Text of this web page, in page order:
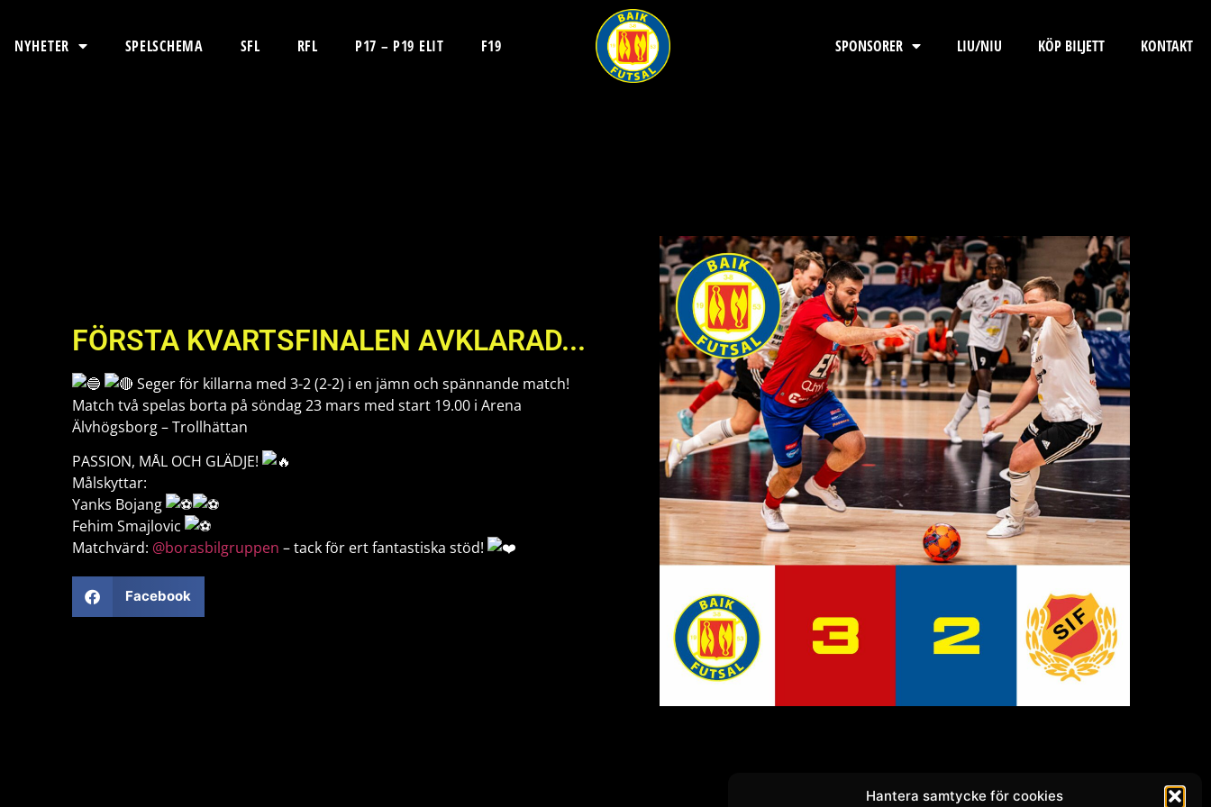
Hantera samtycke för cookies
NYHETER SPELSCHEMA SFL RFL P17 – P19 ELIT F19 SPONSORER LIU/NIU KÖP BILJETT KONTAKT
FÖRSTA KVARTSFINALEN AVKLARAD...
Seger för killarna med 3-2 (2-2) i en jämn och spännande match!
Match två spelas borta på söndag 23 mars med start 19.00 i Arena
Älvhögsborg – Trollhättan
PASSION, MÅL OCH GLÄDJE!
Målskyttar:
Yanks Bojang ️
Fehim Smajlovic
Matchvärd: @borasbilgruppen – tack för ert fantastiska stöd!
Facebook